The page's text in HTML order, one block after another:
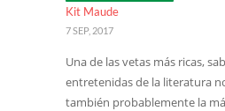
Kit Maude
7 SEP, 2017
Una de las vetas más ricas,
entretenidas de la literatura
también probablemente la